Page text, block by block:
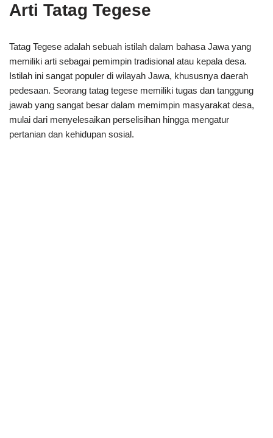
Arti Tatag Tegese
Tatag Tegese adalah sebuah istilah dalam bahasa Jawa yang
memiliki arti sebagai pemimpin tradisional atau kepala desa.
Istilah ini sangat populer di wilayah Jawa, khususnya daerah
pedesaan. Seorang tatag tegese memiliki tugas dan tanggung
jawab yang sangat besar dalam memimpin masyarakat desa,
mulai dari menyelesaikan perselisihan hingga mengatur
pertanian dan kehidupan sosial.